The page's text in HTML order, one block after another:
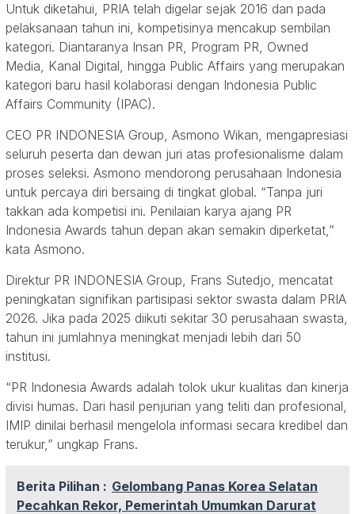
Untuk diketahui, PRIA telah digelar sejak 2016 dan pada
pelaksanaan tahun ini, kompetisinya mencakup sembilan
kategori. Diantaranya Insan PR, Program PR, Owned
Media, Kanal Digital, hingga Public Affairs yang merupakan
kategori baru hasil kolaborasi dengan Indonesia Public
Affairs Community (IPAC).
CEO PR INDONESIA Group, Asmono Wikan, mengapresiasi
seluruh peserta dan dewan juri atas profesionalisme dalam
proses seleksi. Asmono mendorong perusahaan Indonesia
untuk percaya diri bersaing di tingkat global. “Tanpa juri
takkan ada kompetisi ini. Penilaian karya ajang PR
Indonesia Awards tahun depan akan semakin diperketat,”
kata Asmono.
Direktur PR INDONESIA Group, Frans Sutedjo, mencatat
peningkatan signifikan partisipasi sektor swasta dalam PRIA
2026. Jika pada 2025 diikuti sekitar 30 perusahaan swasta,
tahun ini jumlahnya meningkat menjadi lebih dari 50
institusi.
“PR Indonesia Awards adalah tolok ukur kualitas dan kinerja
divisi humas. Dari hasil penjurian yang teliti dan profesional,
IMIP dinilai berhasil mengelola informasi secara kredibel dan
terukur,” ungkap Frans.
Berita Pilihan : Gelombang Panas Korea Selatan
Pecahkan Rekor, Pemerintah Umumkan Darurat